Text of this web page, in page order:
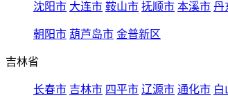
沈阳市 大连市 鞍山市 抚顺市 本溪市 丹
朝阳市 葫芦岛市 金普新区
吉林省
长春市 吉林市 四平市 辽源市 通化市 白